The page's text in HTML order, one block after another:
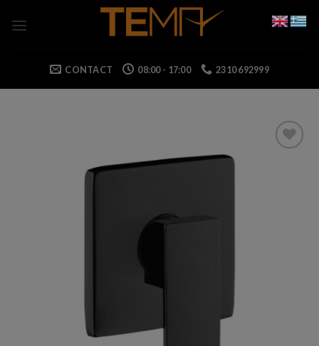
CONTACT 08:00 - 17:00 2310 692999